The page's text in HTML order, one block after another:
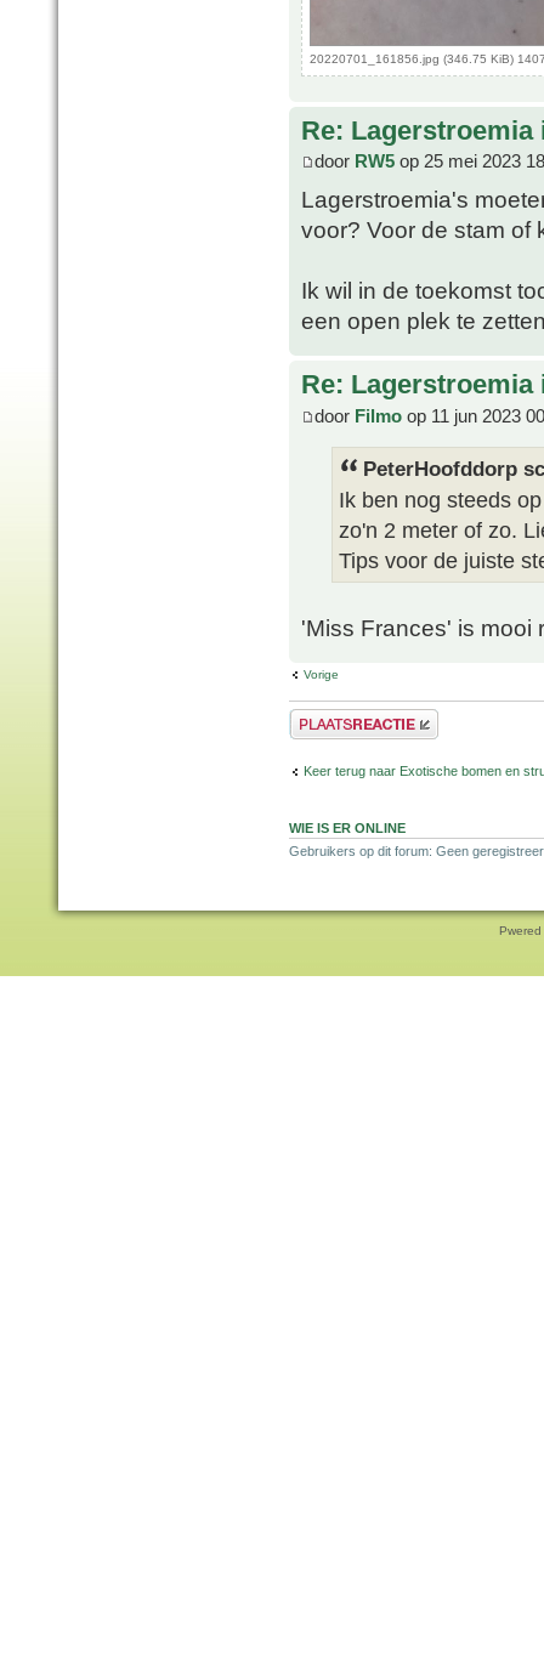
20220701_161856.jpg (346.75 KiB)
Re:
door RW5 op 25 mei 2023
Lagerstroemia's
voor? Voor de stam of
Ik wil in de toekomst
een open plek te
Re:
door Filmo op 11 jun 2023
PeterHoofddorp
Ik ben nog steeds
zo'n 2 meter of zo.
Tips voor de juiste
'Miss Frances' is mooi
Vorige
Plaats een reactie
Keer terug naar Exotische bomen en
WIE IS ER ONLINE
Gebruikers op dit forum: Geen